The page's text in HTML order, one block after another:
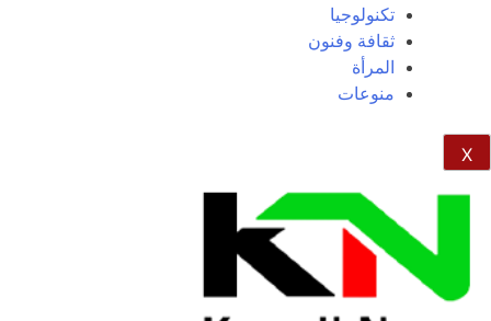
تكنولوجيا
ثقافة وفنون
المرأة
منوعات
X
NE
News Elementor